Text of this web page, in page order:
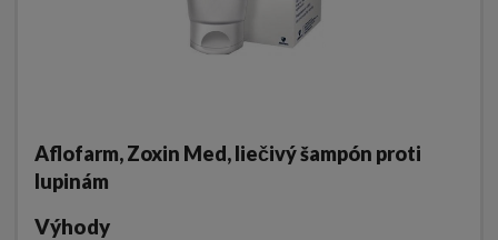
Aflofarm, Zoxin Med, liečivý šampón proti
lupinám
Výhody